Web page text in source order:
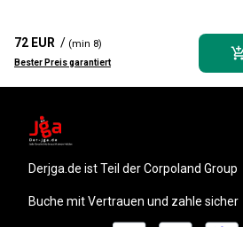
72 EUR / (min 8)
Bester Preis garantiert
derjga.de ist Teil der Corpoland Group
Buche mit Vertrauen und zahle sicher